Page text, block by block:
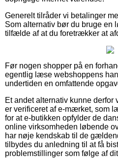
Generelt tilråder vi betalinger
Som alternativ bør du bruge en
tilfælde af at du foretrækker at
Før nogen shopper på en
egentlig læse webshoppens
undertiden en omfattende
Et andet alternativ kunne
er verificeret af e-mærket, som
for at e-butikken opfylder de
online virksomheden løbende
har nøje kendskab til de
tilbydes du anledning til at få
problemstillinger som følge af